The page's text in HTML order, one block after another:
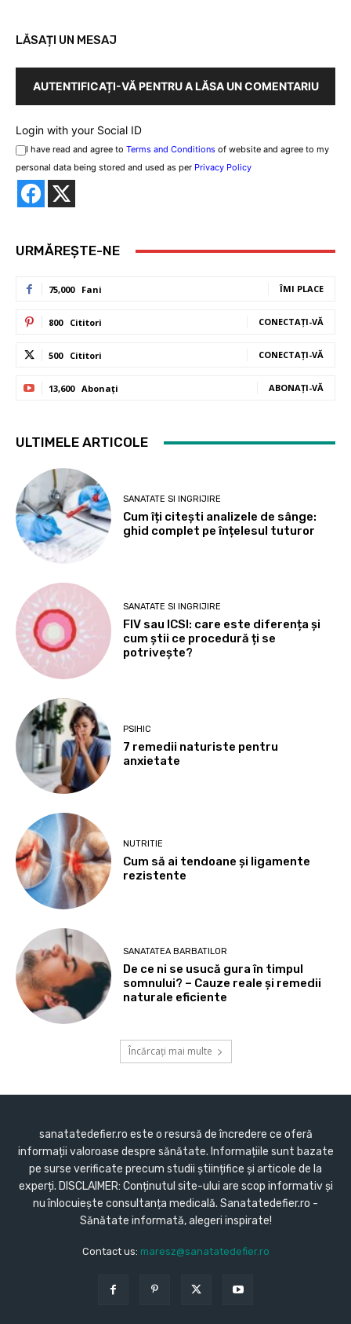
LĂSAȚI UN MESAJ
AUTENTIFICAȚI-VĂ PENTRU A LĂSA UN COMENTARIU
Login with your Social ID
I have read and agree to Terms and Conditions of website and agree to my
personal data being stored and used as per Privacy Policy
URMĂREȘTE-NE
75,000 Fani ÎMI PLACE
800 Cititori CONECTAȚI-VĂ
500 Cititori CONECTAȚI-VĂ
13,600 Abonați ABONAȚI-VĂ
ULTIMELE ARTICOLE
SANATATE SI INGRIJIRE
Cum îți citești analizele de sânge:
ghid complet pe înțelesul tuturor
SANATATE SI INGRIJIRE
FIV sau ICSI: care este diferența și
cum știi ce procedură ți se
potrivește?
PSIHIC
7 remedii naturiste pentru
anxietate
NUTRITIE
Cum să ai tendoane şi ligamente
rezistente
SANATATEA BARBATILOR
De ce ni se usucă gura în timpul
somnului? – Cauze reale și remedii
naturale eficiente
Încărcați mai multe
sanatatedefier.ro este o resursă de încredere ce oferă
informații valoroase despre sănătate. Informațiile sunt bazate
pe surse verificate precum studii științifice și articole de la
experți. DISCLAIMER: Conținutul site-ului are scop informativ și
nu înlocuiește consultanța medicală. Sanatatedefier.ro -
Sănătate informată, alegeri inspirate!
Contact us: maresz@sanatatedefier.ro